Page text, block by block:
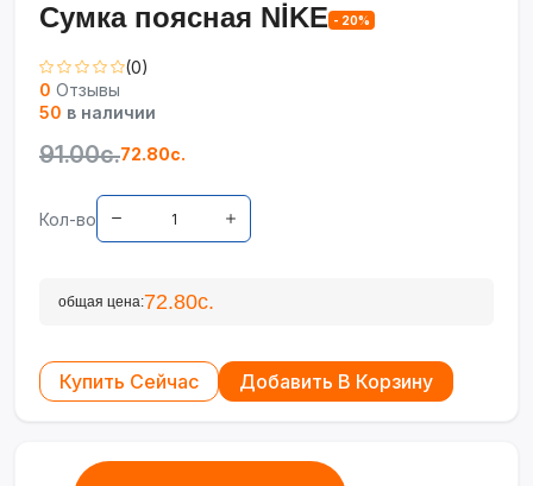
Сумка поясная NİKE - 20%
(0)
0 Отзывы
50 в наличии
91.00с.72.80с.
Кол-во
общая цена:72.80с.
Купить Сейчас Добавить В Корзину